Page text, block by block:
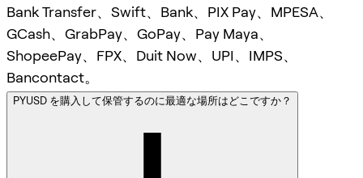
Bank Transfer、Swift、Bank、PIX Pay、MPESA、
GCash、GrabPay、GoPay、Pay Maya、
ShopeePay、FPX、Duit Now、UPI、IMPS、
Bancontact。
PYUSD を購入して保管するのに最適な場所はどこですか？